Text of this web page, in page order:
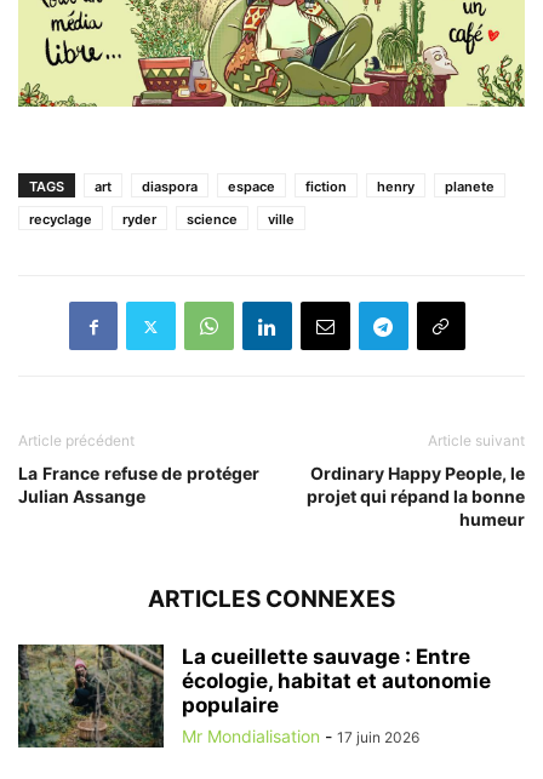
TAGS art diaspora espace fiction henry
planete
recyclage
ryder science ville
Article précédent
La France refuse de protéger
Julian Assange
Article suivant
Ordinary Happy People, le
projet qui répand la bonne
humeur
ARTICLES CONNEXES
La cueillette sauvage : Entre
écologie, habitat et autonomie
populaire
Mr Mondialisation - 17 juin 2026